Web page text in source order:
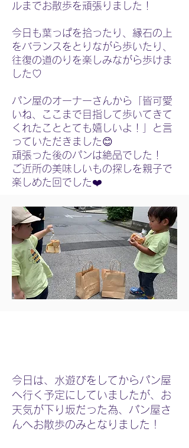
ルまでお散歩を頑張りました！
今日も葉っぱを拾ったり、縁石の上
をバランスをとりながら歩いたり、
往復の道のりを楽しみながら歩けま
した♡
パン屋のオーナーさんから「皆可愛
いね、ここまで目指して歩いてきて
くれたこととても嬉しいよ！」と言
っていただきました😊
頑張った後のパンは絶品でした！
ご近所の美味しいもの探しを親子で
楽しめた回でした❤️
今日は、水遊びをしてからパン屋
へ行く予定にしていましたが、お
天気が下り坂だった為、パン屋さ
んへお散歩のみとなりました！